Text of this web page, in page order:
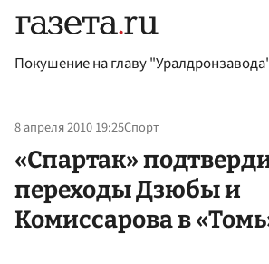
Покушение на главу
8 апреля 2010 19:25Спорт
«Спартак»
переходы Дзюбы и
Комиссарова в